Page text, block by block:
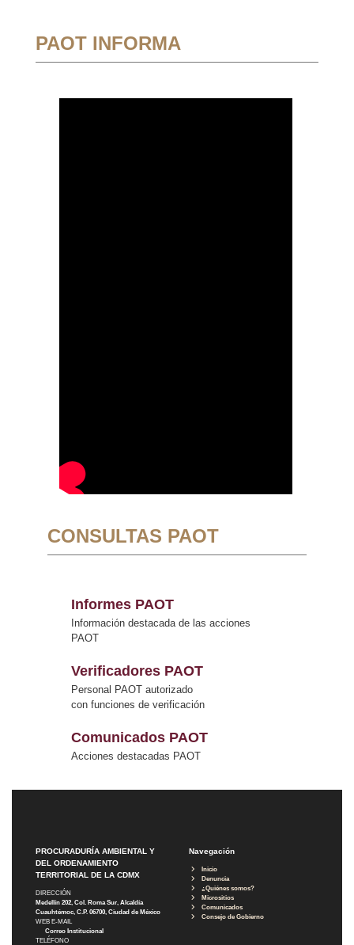
PAOT INFORMA
CONSULTAS PAOT
Informes PAOT
Información destacada de las acciones
PAOT
Verificadores PAOT
Personal PAOT autorizado
con funciones de verificación
Comunicados PAOT
Acciones destacadas PAOT
PROCURADURÍA AMBIENTAL Y
DEL ORDENAMIENTO
TERRITORIAL DE LA CDMX
DIRECCIÓN
Medellín 202, Col. Roma Sur, Alcaldía
Cuauhtémoc, C.P. 06700, Ciudad de México
WEB E-MAIL
Correo Institucional
TELÉFONO
Navegación
Inicio
Denuncia
¿Quiénes somos?
Micrositios
Comunicados
Consejo de Gobierno